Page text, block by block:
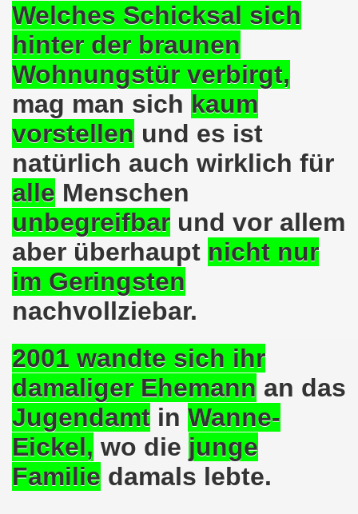
Welches Schicksal sich
hinter der braunen
Wohnungstür verbirgt,
mag man sich kaum
vorstellen und es ist
natürlich auch wirklich für
alle Menschen
unbegreifbar und vor allem
aber überhaupt nicht nur
im Geringsten
nachvollziebar.
2001 wandte sich ihr
damaliger Ehemann an das
Jugendamt in Wanne-
Eickel, wo die junge
Familie damals lebte.
findet am 03.10.2019 in Erfurt statt!
am 12.08.2019 - ein begeisterndes Fest
Montagsdemo-Bewegung steigt am 12.08.2019!
in Gelsenkirchen: Die Entlassungen im
diskutierte am 13.05.2019 mit Europawahl-
der Bergleute und ihrer Familien am 17.06.2019 und
diskutiert am 13.05.2019 mit Europawahl-
nimmt am 08.04.2019 Mietfragen, Hartz IV und
Bewegung am 11.03.2019 mahnt an Folgen von
am 11.03.2019 solidarisch mit Kollegen in
am 11.03.2019 im Zeichen des
am 11.02.2019 protestiert und demonstriert
am 11.02.2019 - antifaschistische Demonstration
701. Montagsdemonstration Gelsenkirchen
stärken - jetzt erst recht!